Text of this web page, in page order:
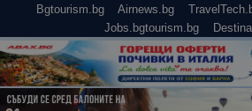
Bgtourism.bg Airnews.bg
Jobs.bgtourism.bg